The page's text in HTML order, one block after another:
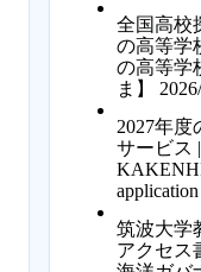
全国高校
の高等学
の高等学
ま】
2027年
サービス
application
筑波大学
アクセス